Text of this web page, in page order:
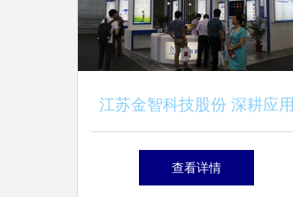
江苏金智科技股份 深耕应用
软件服务，赋能数智化转型
查看详情